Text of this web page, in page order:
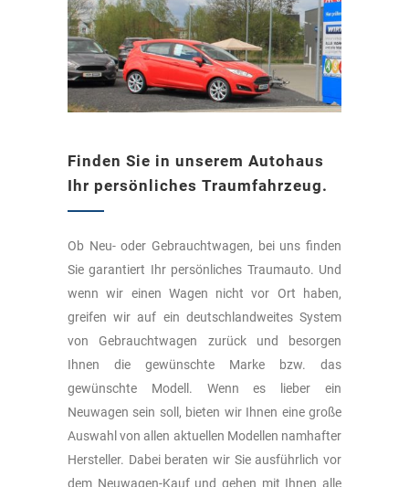
Finden Sie in unserem Autohaus
Ihr persönliches Traumfahrzeug.
Ob Neu- oder Gebrauchtwagen, bei uns finden
Sie garantiert Ihr persönliches Traumauto. Und
wenn wir einen Wagen nicht vor Ort haben,
greifen wir auf ein deutschlandweites System
von Gebrauchtwagen zurück und besorgen
Ihnen die gewünschte Marke bzw. das
gewünschte Modell. Wenn es lieber ein
Neuwagen sein soll, bieten wir Ihnen eine große
Auswahl von allen aktuellen Modellen namhafter
Hersteller. Dabei beraten wir Sie ausführlich vor
dem Neuwagen-Kauf und gehen mit Ihnen alle